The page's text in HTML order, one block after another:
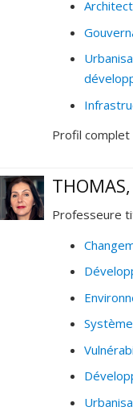
Profil complet
Professeure